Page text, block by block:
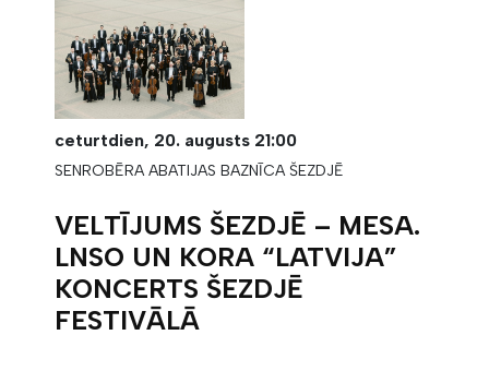
ceturtdien, 20. augusts 21:00
SENROBĒRA ABATIJAS BAZNĪCA ŠEZDJĒ
VELTĪJUMS ŠEZDJĒ – MESA.
LNSO UN KORA “LATVIJA”
KONCERTS ŠEZDJĒ
FESTIVĀLĀ